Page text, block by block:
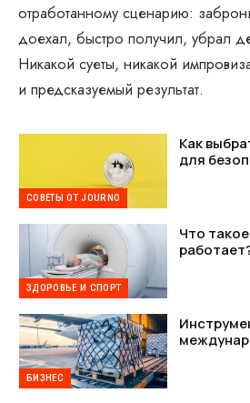
отработанному сценарию:
доехал, быстро получил, убрал
Никакой суеты, никакой
и предсказуемый результат.
СОВЕТЫ ОТ JOURNO
Как
для
ЗДОРОВЬЕ И СПОРТ
Что
БИЗНЕС